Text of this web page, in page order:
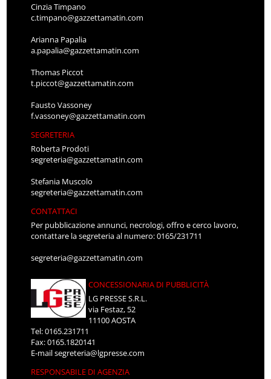
Cinzia Timpano
c.timpano@gazzettamatin.com
Arianna Papalia
a.papalia@gazzettamatin.com
Thomas Piccot
t.piccot@gazzettamatin.com
Fausto Vassoney
f.vassoney@gazzettamatin.com
SEGRETERIA
Roberta Prodoti
segreteria@gazzettamatin.com
Stefania Muscolo
segreteria@gazzettamatin.com
CONTATTACI
Per pubblicazione annunci, necrologi, offro e cerco lavoro,
contattare la segreteria al numero: 0165/231711
segreteria@gazzettamatin.com
CONCESSIONARIA DI PUBBLICITÀ
LG PRESSE S.R.L.
via Festaz, 52
11100 AOSTA
Tel: 0165.231711
Fax: 0165.1820141
E-mailsegreteria@lgpresse.com
RESPONSABILE DI AGENZIA